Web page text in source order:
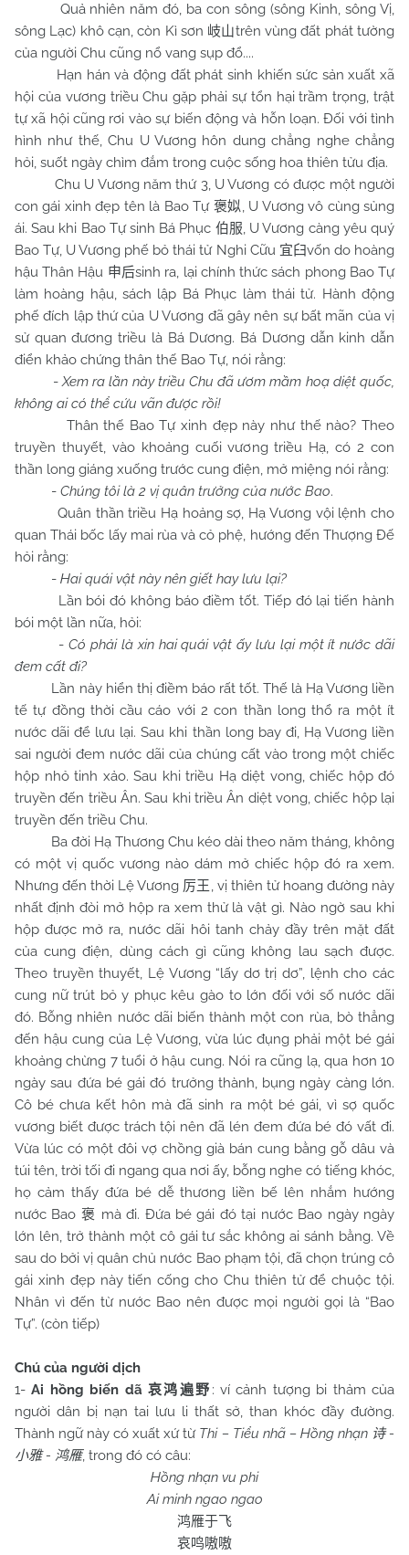
Quả nhiên năm đó, ba con sông (sông Kinh, sông Vị,
sông Lạc) khô cạn, còn Kì sơn 岐山trên vùng đất phát tường
của người Chu cũng nổ vang sụp đổ....
Hạn hán và động đất phát sinh khiến sức sản xuất xã
hội của vương triềuChu gặp phải sự tổn hại trầm trọng, trật
tự xã hội cũng rơi vào sự biến động và hỗn loạn. Đối với tình
hình như thế, Chu U Vương hôn dung chẳng nghe chẳng
hỏi, suốt ngày chìm đắm trong cuộc sống hoa thiên tửu địa.
Chu U Vương năm thứ 3, U Vương có được một người
con gái xinh đẹp tên là Bao Tự 褒姒, U Vương vô cùng sủng
ái. Sau khi Bao Tự sinh Bá Phục 伯服, U Vương càng yêu quý
Bao Tự, U Vương phế bỏ thái tử Nghi Cữu 宜臼vốn do hoàng
hậu Thân Hậu 申后sinh ra, lại chính thức sách phong Bao Tự
làm hoàng hậu, sách lập Bá Phục làm thái tử. Hành động
phế đích lập thứ của U Vương đã gây nên sự bất mãn của vị
sử quan đương triều là Bá Dương. Bá Dương dẫn kinh dẫn
điển khảo chứng thân thế Bao Tự, nói rằng:
-Xem ra lần này triều Chu đã ươm mầm hoạ diệt quốc,
không ai có thể cứu vãn được rồi!
Thân thế Bao Tự xinh đẹp này như thế nào? Theo
truyền thuyết, vào khoảng cuối vương triều Hạ, có 2 con
thần long giáng xuống trước cung điện, mở miệng nói rằng:
- Chúng tôi là 2 vị quân trưởng của nước Bao.
Quân thần triều Hạ hoảng sợ, Hạ Vương vội lệnh cho
quan Thái bốc lấy mai rùa và cỏ phệ, hướng đến Thượng Đế
hỏi rằng:
- Hai quái vật này nên giết hay lưu lại?
Lần bói đó không báo điềm tốt. Tiếp đó lại tiến hành
bói một lần nữa, hỏi:
-Có phải là xin hai quái vật ấy lưu lại một ít nước dãi
đem cất đi?
Lần này hiển thị điềm báo rất tốt. Thế là Hạ Vương liền
tế tự đồng thời cầu cáo với 2 con thần long thổ ra một ít
nước dãi để lưu lại. Sau khi thần long bay đi, Hạ Vương liền
sai người đem nước dãi của chúng cất vào trong một chiếc
hộp nhỏ tinh xảo. Sau khi triều Hạ diệt vong, chiếc hộp đó
truyền đến triều Ân. Sau khi triều Ân diệt vong, chiếc hộp lại
truyền đến triều Chu.
Ba đời Hạ Thương Chu kéo dài theo năm tháng, không
có một vị quốc vương nào dám mở chiếc hộp đó ra xem.
Nhưng đến thời Lệ Vương 厉王 , vị thiên tử hoang đường này
nhất định đòi mở hộp ra xem thử là vật gì. Nào ngờ sau khi
hộp được mở ra, nước dãi hôi tanh chảy đầy trên mặt đất
của cung điện, dùng cách gì cũng không lau sạch được.
Theo truyền thuyết, Lệ Vương “lấy dơ trị dơ”, lệnh cho các
cung nữ trút bỏ y phục kêu gào to lớn đối với số nước dãi
đó. Bỗng nhiên nước dãi biến thành một con rùa, bò thẳng
đến hậu cung của Lệ Vương, vừa lúc đụng phải một bé gái
khoảng chừng 7 tuổi ở hậu cung. Nói ra cũng lạ, qua hơn 10
ngày sau đứa bé gái đó trưởng thành, bụng ngày càng lớn.
Cô bé chưa kết hôn mà đã sinh ra một bé gái, vì sợ quốc
vương biết được trách tội nên đã lén đem đứa bé đó vất đi.
Vừa lúc có một đôi vợ chồng già bán cung bằng gỗ dâu và
túi tên, trời tối đi ngang qua nơi ấy, bỗng nghe có tiếng khóc,
họ cảm thấy đứa bé dễ thương liền bế lên nhắm hướng
nước Bao 褒 mà đi. Đứa bé gái đó tại nước Bao ngày ngày
lớn lên, trở thành một cô gái tư sắc không ai sánh bằng. Về
sau do bởi vị quân chủ nước Bao phạm tội, đã chọn trúng cô
gái xinh đẹp này tiến cống cho Chu thiên tử để chuộc tội.
Nhân vì đến từ nước Bao nên được mọi người gọi là “Bao
Tự”. (còn tiếp)
Chú của người dịch
1-Ai hồng biến dã哀鸿遍野 : ví cảnh tượng bi thảm của
người dân bị nạn tai lưu li thất sở, than khóc đầy đường.
Thành ngữ này có xuất xứ từ Thi – Tiểu nhã – Hồng nhạn 诗-
小雅- 鸿雁, trong đó có câu:
Hồng nhạn vu phi
Ai minh ngao ngao
鸿雁于飞
哀鸣嗷嗷